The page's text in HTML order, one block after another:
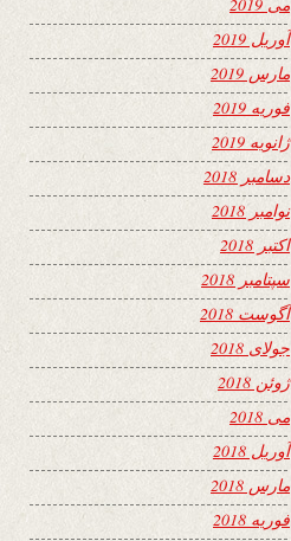
آوریل 2019
مارس 2019
فوریه 2019
ژانویه 2019
دسامبر 2018
نوامبر 2018
اکتبر 2018
سپتامبر 2018
آگوست 2018
جولای 2018
ژوئن 2018
می 2018
آوریل 2018
مارس 2018
فوریه 2018